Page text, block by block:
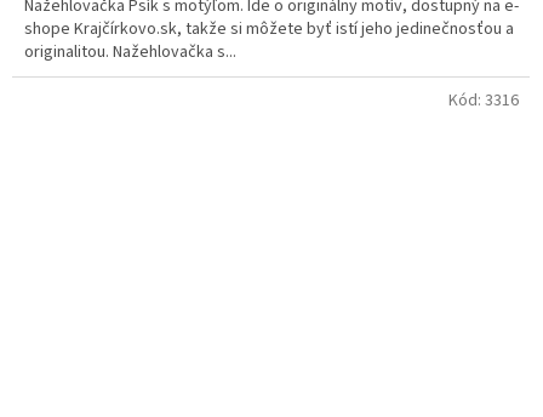
Nažehlovačka Psík s motýľom. Ide o originálny motív, dostupný na e-
shope Krajčírkovo.sk, takže si môžete byť istí jeho jedinečnosťou a
originalitou. Nažehlovačka s...
Kód: 3316